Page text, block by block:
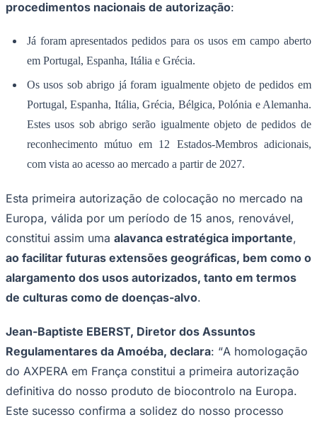
procedimentos nacionais de autorização:
Já foram apresentados pedidos para os usos em campo aberto
em Portugal, Espanha, Itália e Grécia.
Os usos sob abrigo já foram igualmente objeto de pedidos em
Portugal, Espanha, Itália, Grécia, Bélgica, Polónia e Alemanha.
Estes usos sob abrigo serão igualmente objeto de pedidos de
reconhecimento mútuo em 12 Estados-Membros adicionais,
com vista ao acesso ao mercado a partir de 2027.
Esta primeira autorização de colocação no mercado na
Europa, válida por um período de 15 anos, renovável,
constitui assim uma alavanca estratégica importante,
ao facilitar futuras extensões geográficas, bem como o
alargamento dos usos autorizados, tanto em termos
de culturas como de doenças-alvo.
Jean-Baptiste EBERST, Diretor dos Assuntos
Regulamentares da Amoéba, declara: “A homologação
do AXPERA em França constitui a primeira autorização
definitiva do nosso produto de biocontrolo na Europa.
Este sucesso confirma a solidez do nosso processo